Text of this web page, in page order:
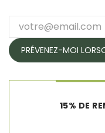
PRÉVENEZ-MOI
15% DE